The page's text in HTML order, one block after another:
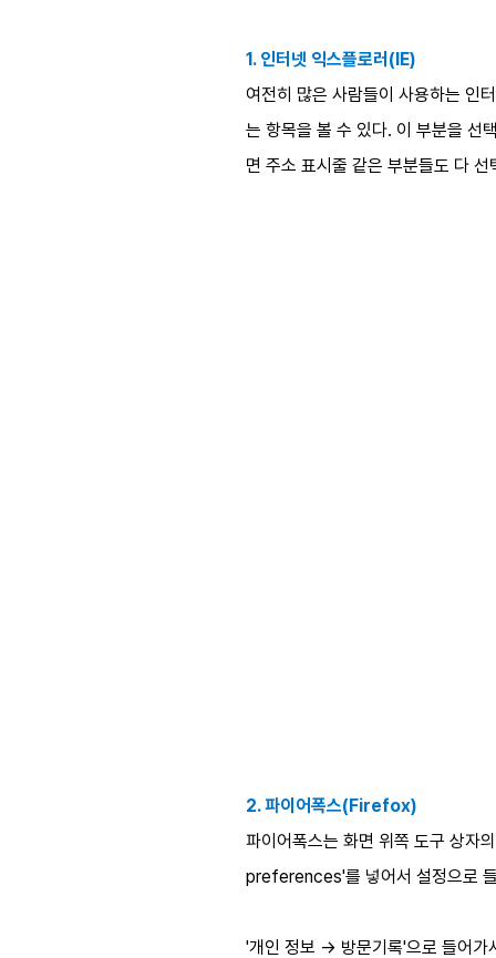
1. 인터넷 익스플로러(IE)
여전히 많은 사람들이 사용하는 인
는 항목을 볼 수 있다. 이 부분을 선
면 주소 표시줄 같은 부분들도 다
2. 파이어폭스(Firefox)
파이어폭스는 화면 위쪽 도구 상자
preferences'를 넣어서 설정으로
'개인 정보 → 방문기록'으로 들어가